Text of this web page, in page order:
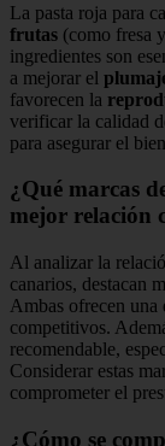
La pasta roja para
frutas (como fresa
ingredientes son
a mejorar el
favorecen la
verificar la calidad
para asegurar el
¿Qué marcas
mejor relación
Al analizar la
canarios, destacan
Ambas ofrecen
competitivos.
recomendable,
Considerar estas
comprometer el
¿Cómo se